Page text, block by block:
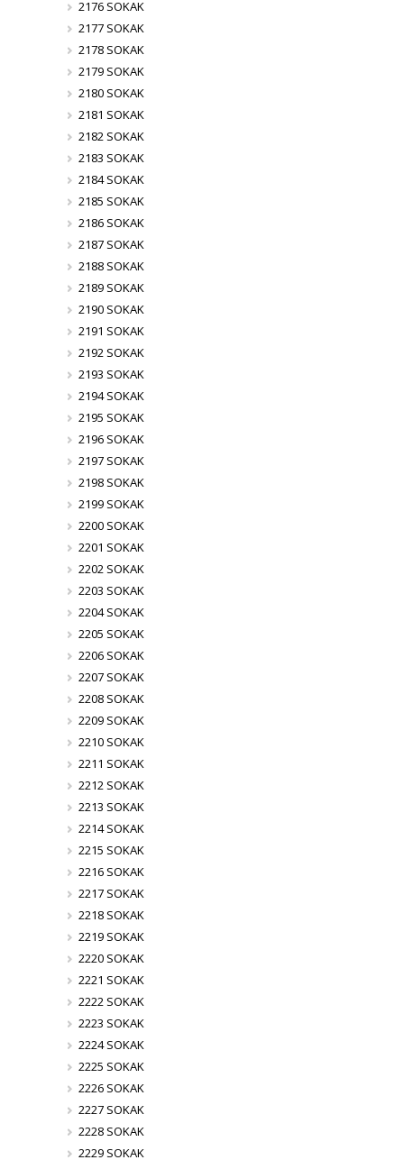
2176 SOKAK
2177 SOKAK
2178 SOKAK
2179 SOKAK
2180 SOKAK
2181 SOKAK
2182 SOKAK
2183 SOKAK
2184 SOKAK
2185 SOKAK
2186 SOKAK
2187 SOKAK
2188 SOKAK
2189 SOKAK
2190 SOKAK
2191 SOKAK
2192 SOKAK
2193 SOKAK
2194 SOKAK
2195 SOKAK
2196 SOKAK
2197 SOKAK
2198 SOKAK
2199 SOKAK
2200 SOKAK
2201 SOKAK
2202 SOKAK
2203 SOKAK
2204 SOKAK
2205 SOKAK
2206 SOKAK
2207 SOKAK
2208 SOKAK
2209 SOKAK
2210 SOKAK
2211 SOKAK
2212 SOKAK
2213 SOKAK
2214 SOKAK
2215 SOKAK
2216 SOKAK
2217 SOKAK
2218 SOKAK
2219 SOKAK
2220 SOKAK
2221 SOKAK
2222 SOKAK
2223 SOKAK
2224 SOKAK
2225 SOKAK
2226 SOKAK
2227 SOKAK
2228 SOKAK
2229 SOKAK